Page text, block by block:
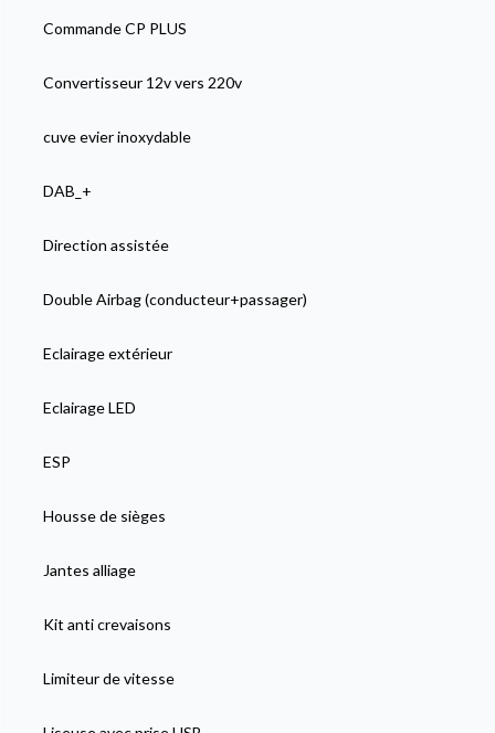
Commande CP PLUS
Convertisseur 12v vers 220v
cuve evier inoxydable
DAB_+
Direction assistée
Double Airbag (conducteur+passager)
Eclairage extérieur
Eclairage LED
ESP
Housse de sièges
Jantes alliage
Kit anti crevaisons
Limiteur de vitesse